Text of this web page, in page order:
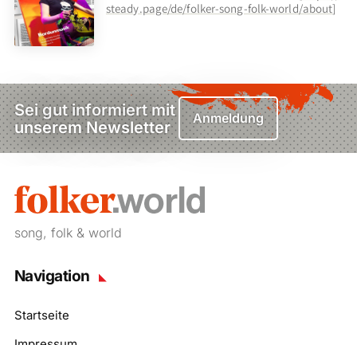
steady.page/de/folker-song-folk-world/about]
Sei gut informiert mit
unserem Newsletter
Anmeldung
song, folk & world
Navigation
Startseite